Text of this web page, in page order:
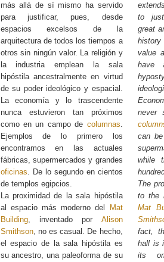
más allá de sí mismo ha servido
para justificar, pues, desde
espacios excelsos de la
arquitectura de todos los tiempos a
otros sin ningún valor. La religión y
la industria emplean la sala
hipóstila ancestralmente en virtud
de su poder ideológico y espacial.
La economía y lo trascendente
nunca estuvieron tan próximos
como en un campo de columnas.
Ejemplos de lo primero los
encontramos en las actuales
fábricas, supermercados y grandes
oficinas. De lo segundo en cientos
de templos egipcios.
La proximidad de la sala hipóstila
al espacio más moderno del
Mat
Building, inventado por Alison
Smithson, no es casual. De hecho,
el espacio de la sala hipóstila es
su ancestro, una paleoforma de su
to
great
value
have
never
can
while
The
to the
Mat
fact,
hall is
its